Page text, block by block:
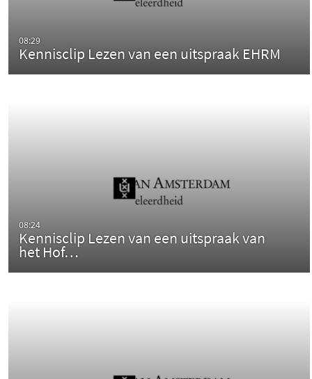
08:29
Kennisclip Lezen van een uitspraak EHRM
08:24
Kennisclip Lezen van een uitspraak van
het Hof…